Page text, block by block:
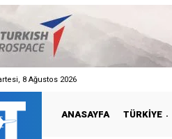
8 Ağustos 2026
ANASAYFA TÜRKIYE